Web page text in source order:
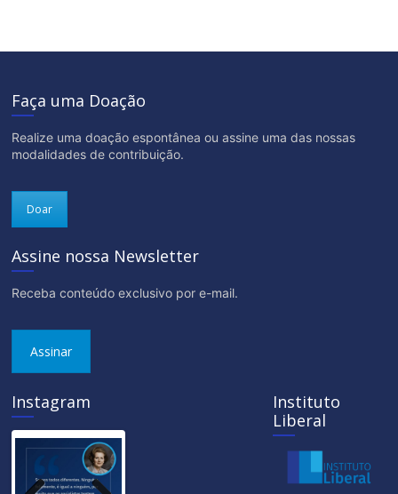
Faça uma Doação
Realize uma doação espontânea ou assine uma das nossas
modalidades de contribuição.
Doar
Assine nossa Newsletter
Receba conteúdo exclusivo por e-mail.
Assinar
Instagram
Instituto
Liberal